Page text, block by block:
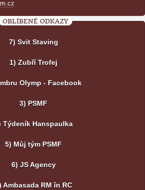
OBLÍBENÉ ODKAZY
7) Svit Staving
1) Zubří Trofej
Olymp - Facebook
3) PSMF
Týdeník Hanspaulka
5) Můj tým PSMF
6) JS Agency
Ambasada RM în RC